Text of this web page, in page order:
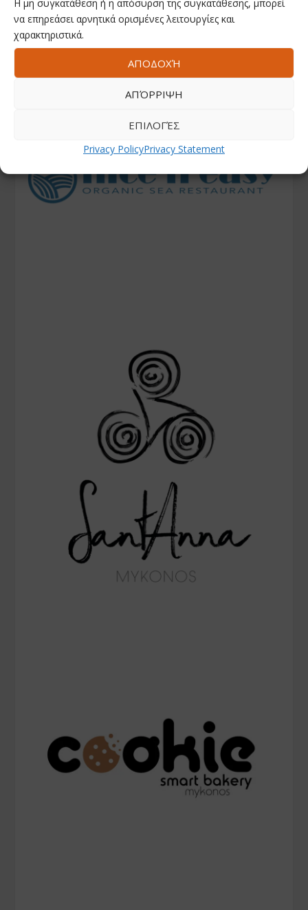
Η μη συγκατάθεση ή η απόσυρση της συγκατάθεσης, μπορεί
να επηρεάσει αρνητικά ορισμένες λειτουργίες και
χαρακτηριστικά.
ΑΠΟΔΟΧΉ
ΑΠΌΡΡΙΨΗ
ΕΠΙΛΟΓΈΣ
Privacy PolicyPrivacy Statement